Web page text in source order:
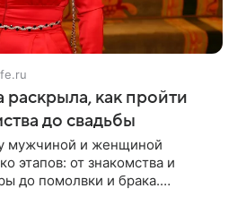
раскрыла, как пройти
до свадьбы
мужчиной и женщиной
этапов: от знакомства и
до помолвки и брака.